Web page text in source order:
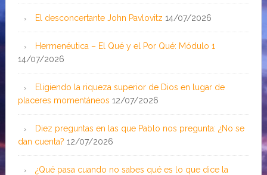
El desconcertante John Pavlovitz 14/07/2026
Hermenéutica – El Qué y el Por Qué: Módulo 1
14/07/2026
Eligiendo la riqueza superior de Dios en lugar de
placeres momentáneos 12/07/2026
Diez preguntas en las que Pablo nos pregunta: ¿No se
dan cuenta? 12/07/2026
¿Qué pasa cuando no sabes qué es lo que dice la